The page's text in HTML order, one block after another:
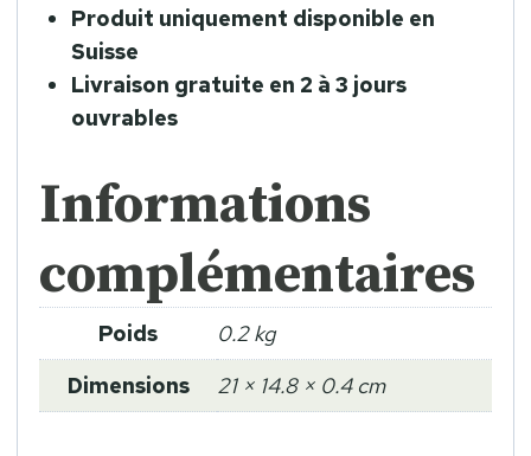
Produit uniquement disponible en
Suisse
Livraison gratuite en 2 à 3 jours
ouvrables
Informations
complémentaires
Poids
0.2 kg
Dimensions
21 × 14.8 × 0.4 cm